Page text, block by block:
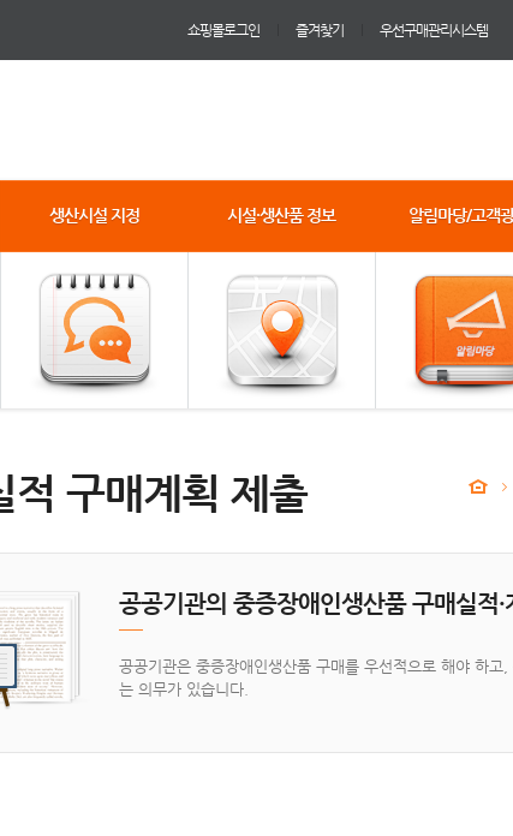
쇼핑몰로그인 즐겨찾기 우선구매관리시스템
생산시설 지정 시설·생산품 정보 알림마당/고객
적 구매계획 제출
공공기관의 중증장애인생산품 구매실적·
공공기관은 중증장애인생산품 구매를 우선적으로 해야 하고
는 의무가 있습니다.